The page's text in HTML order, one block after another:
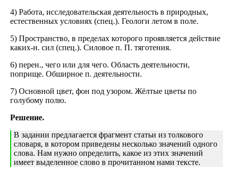
4) Работа, исследовательская деятельность в природных,
естественных условиях (спец.). Геологи летом в поле.
5) Пространство, в пределах которого проявляется действие
каких-н. сил (спец.). Силовое п. П. тяготения.
6) перен., чего или для чего. Область деятельности,
поприще. Обширное п. деятельности.
7) Основной цвет, фон под узором. Жёлтые цветы по
голубому полю.
Решение.
В задании предлагается фрагмент статьи из толкового
словаря, в котором приведены несколько значений одного
слова. Нам нужно определить, какое из этих значений
имеет выделенное слово в прочитанном нами тексте.